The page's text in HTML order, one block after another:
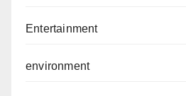
Entertainment
environment